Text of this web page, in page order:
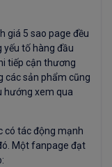
giá 5 sao page đều
tố hàng đầu
tiếp cận thương
các sản phẩm cũng
hướng xem qua
có tác động mạnh
Một fanpage đạt